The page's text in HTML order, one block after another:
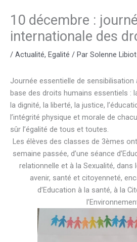
10 décembre :
internationale des
/ Actualité, Egalité / Par Solenne
Journée essentielle de
base des droits humains essentiels :
la dignité, la liberté, la justice,
l’intégrité physique et morale de
sûr l’égalité de tous et toutes.
Les élèves des classes de 3èmes
semaine passée, d’une séance
relationnelle et à la Sexualité, dans
avenir, santé et citoyenneté,
d’Education à la santé, à la